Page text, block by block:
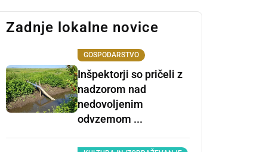
Zadnje lokalne novice
GOSPODARSTVO
Inšpektorji so pričeli z
nadzorom nad
nedovoljenim
odvzemom ...